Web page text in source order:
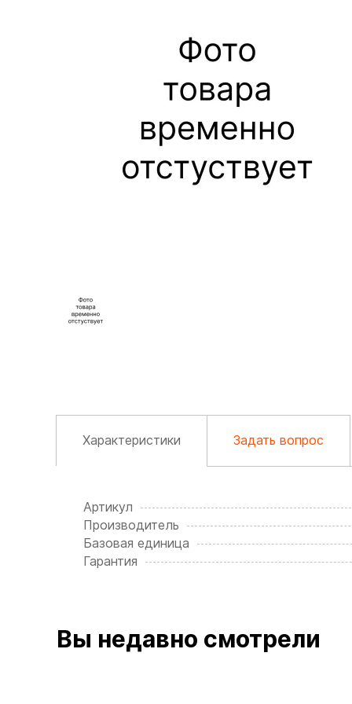
Характеристики Задать вопрос
Артикул
Производитель
Базовая единица
Гарантия
Вы недавно смотрели